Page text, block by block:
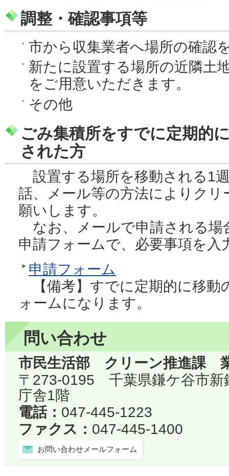
調整・確認事項等
市から収集業者へ場所の確認
新たに設置する場所の近隣土
をご用意いただきます。
その他
ごみ集積所をすでに定期的
された方
設置する場所を移動される1
話、メール等の方法によりク
願いします。
なお、メールで申請される場
申請フォームで、必要事項を入
申請フォーム
【備考】すでに定期的に移動
ォームになります。
問い合わせ
市民生活部 クリーン推進課
〒273-0195 千葉県鎌ケ谷市
庁舎1階
電話： 047-445-1223
ファクス： 047-445-1400
お問い合わせメールフォーム